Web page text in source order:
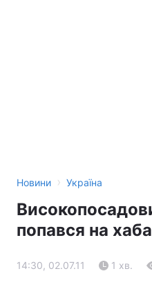
Новини › Україна
попався на
14:30, 02.07.11 1 хв.